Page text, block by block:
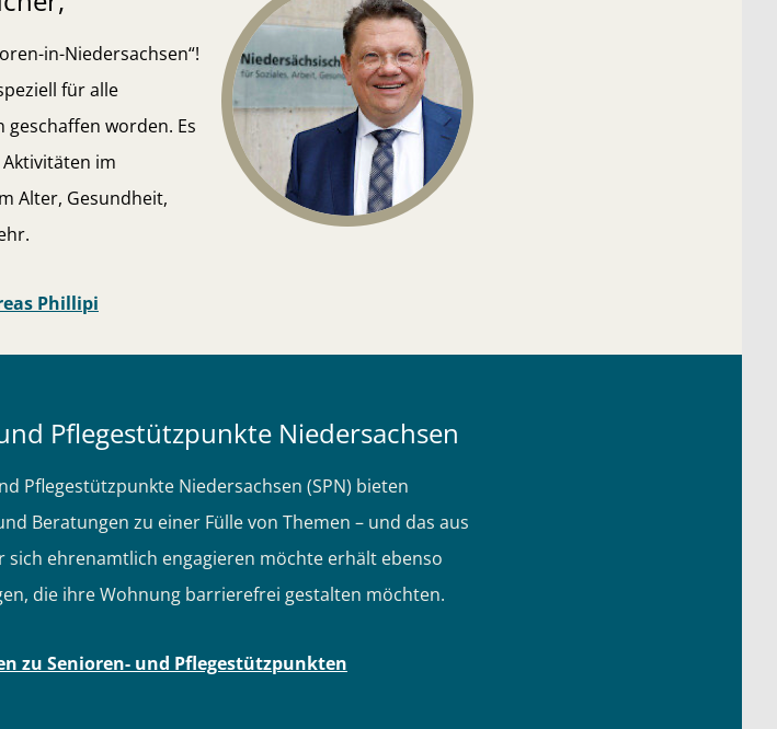
in-Niedersachsen“!
für alle
worden. Es
im
Alter, Gesundheit,
Phillipi
Pflegestützpunkte Niedersachsen
Pflegestützpunkte Niedersachsen (SPN) bieten
Beratungen zu einer Fülle von Themen – und das aus
sich ehrenamtlich engagieren möchte erhält ebenso
die ihre Wohnung barrierefrei gestalten möchten.
zu Senioren- und Pflegestützpunkten